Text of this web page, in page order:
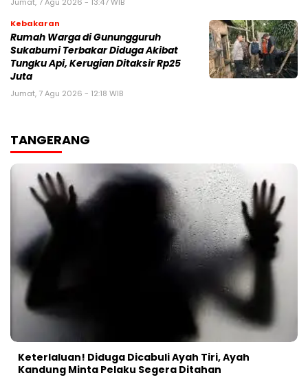
Kebakaran
‎Rumah Warga di Gunungguruh
Sukabumi Terbakar Diduga Akibat
Tungku Api, Kerugian Ditaksir Rp25
Juta
Jumat, 7 Agu 2026 - 12:18 WIB
TANGERANG
Keterlaluan! Diduga Dicabuli Ayah Tiri, Ayah
Kandung Minta Pelaku Segera Ditahan